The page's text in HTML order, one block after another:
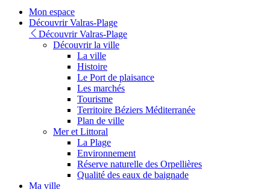
Mon espace
Découvrir Valras-Plage
Découvrir Valras-Plage
Découvrir la ville
La ville
Histoire
Le Port de plaisance
Les marchés
Tourisme
Territoire Béziers Méditerranée
Plan de ville
Mer et Littoral
La Plage
Environnement
Réserve naturelle des Orpellières
Qualité des eaux de baignade
Ma ville